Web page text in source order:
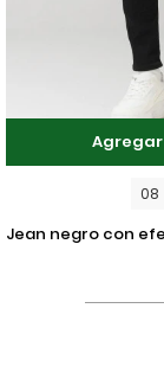
Agregar
08
jean negro con efecto push up, realce y